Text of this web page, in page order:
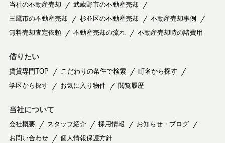
当社の不動産売却
武蔵野市の不動産売却
三鷹市の不動産売却
杉並区の不動産売却
不動産売却事例
無料売却査定依頼
不動産売却の流れ 不動産売却時の諸費用
借りたい
賃貸専門TOP こだわりの条件で検索
町名から探す
学区から探す
お気に入り物件 閲覧履歴
当社について
会社概要 スタッフ紹介 採用情報
お知らせ・ブログ
お問い合わせ
個人情報保護方針